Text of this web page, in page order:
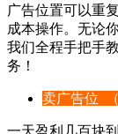
广告位置可以重
成本操作。无论
我们全程手把手
务！
卖广告位
一天盈利几百块